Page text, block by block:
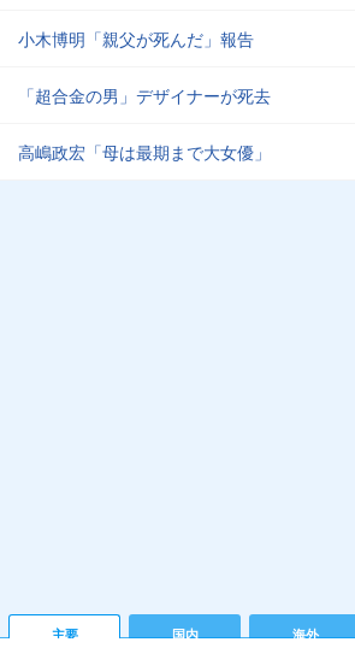
小木博明「親父が死んだ」報告
「超合金の男」デザイナーが死去
高嶋政宏「母は最期まで大女優」
主要 国内 海外